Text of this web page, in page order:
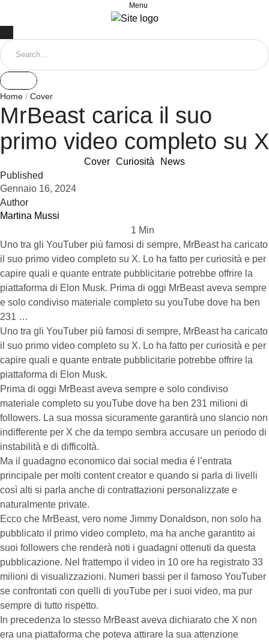
Menu
Home / Cover
MrBeast carica il suo
primo video completo su X
Cover Curiosità
News
Published
Gennaio 16, 2024
Author
Martina Mussi
1 Min
Uno tra gli YouTuber più famosi di sempre, MrBeast ha caricato
il suo primo video completo su X. Lo ha fatto per curiosità e per
capire quali e quante entrate pubblicitarie potrebbe offrire la
piattaforma di Elon Musk. Prima di oggi MrBeast aveva sempre
e solo condiviso materiale completo su youTube dove ha ben
231 …
Uno tra gli YouTuber più famosi di sempre, MrBeast ha caricato
il suo primo video completo su X. Lo ha fatto per curiosità e per
capire quali e quante entrate pubblicitarie potrebbe offrire la
piattaforma di Elon Musk.
Prima di oggi MrBeast aveva sempre e solo condiviso
materiale completo su youTube dove ha ben 231 milioni di
followers. La sua mossa sicuramente garantirà uno slancio non
indifferente per X che da tempo sembra accusare un periodo di
instabilità e di difficoltà.
Ma il guadagno economico dai social media é l’entrata
principale per molti content creator e quando si parla di livelli
così alti si parla anche di contrattazioni personalizzate e
naturalmente private.
Ecco che MrBeast, vero nome Jimmy Donaldson, non solo ha
pubblicato il primo video completo, ma ha anche garantito ai
suoi followers che renderà noti i guadagni ottenuti da questa
pubblicazione. Nel frattempo il video in 10 ore ha registrato 33
milioni di visualizzazioni. Numeri bassi per il famoso YouTuber
se confrontati con quelli di youTube per i suoi video, ma pur
sempre di tutto rispetto.
In precedenza lo stesso MrBeast aveva dichiarato che X non
era una piattaforma che poteva attirare la sua attenzione